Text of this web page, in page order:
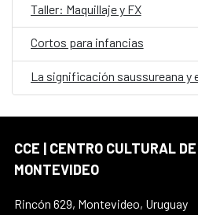
Taller: Maquillaje y FX
Cortos para infancias
La significación saussureana y
CCE | CENTRO CULTURAL
MONTEVIDEO
Rincón 629, Montevideo, Uruguay